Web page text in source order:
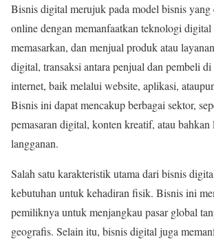
Bisnis digital merujuk pada model bisnis yang
online dengan memanfaatkan teknologi
memasarkan, dan menjual produk atau
digital, transaksi antara penjual dan pembeli
internet, baik melalui website, aplikasi,
Bisnis ini dapat mencakup berbagai sektor,
pemasaran digital, konten kreatif, atau bahkan
langganan.
Salah satu karakteristik utama dari bisnis
kebutuhan untuk kehadiran fisik. Bisnis ini
pemiliknya untuk menjangkau pasar global
geografis. Selain itu, bisnis digital juga